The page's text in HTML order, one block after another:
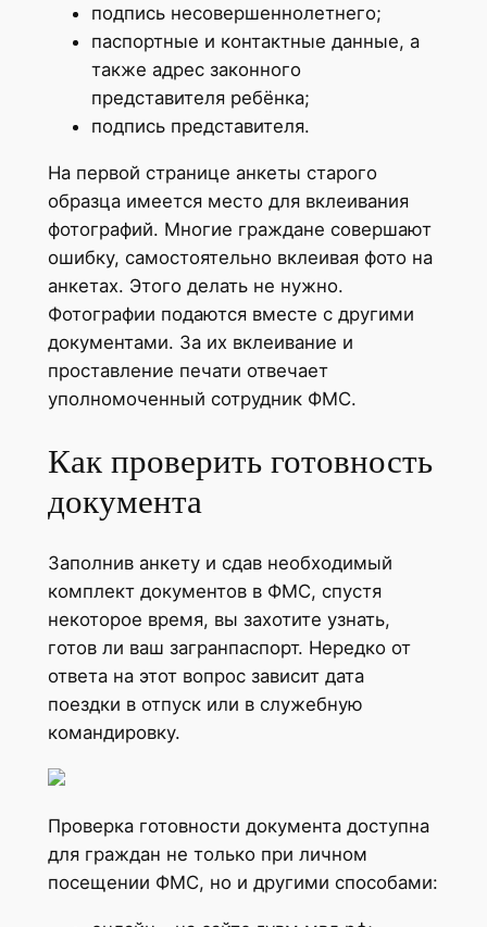
подпись несовершеннолетнего;
паспортные и контактные данные, а
также адрес законного
представителя ребёнка;
подпись представителя.
На первой странице анкеты старого
образца имеется место для вклеивания
фотографий. Многие граждане совершают
ошибку, самостоятельно вклеивая фото на
анкетах. Этого делать не нужно.
Фотографии подаются вместе с другими
документами. За их вклеивание и
проставление печати отвечает
уполномоченный сотрудник ФМС.
Как проверить готовность
документа
Заполнив анкету и сдав необходимый
комплект документов в ФМС, спустя
некоторое время, вы захотите узнать,
готов ли ваш загранпаспорт. Нередко от
ответа на этот вопрос зависит дата
поездки в отпуск или в служебную
командировку.
Проверка готовности документа доступна
для граждан не только при личном
посещении ФМС, но и другими способами: